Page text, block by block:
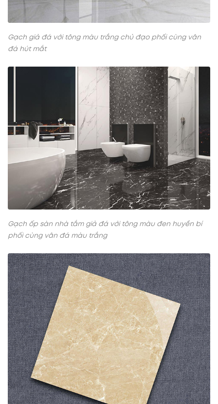
Gạch giả đá với tông màu trắng chủ đạo phối cùng vân
đá hút mắt
Gạch ốp sàn nhà tắm giả đá với tông màu đen huyền bí
phối cùng vân đá màu trắng